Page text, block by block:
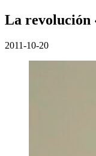
La revolución
2011-10-20